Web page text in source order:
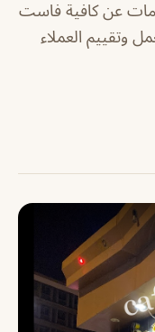
عن كافية فاست
وتقييم العملاء